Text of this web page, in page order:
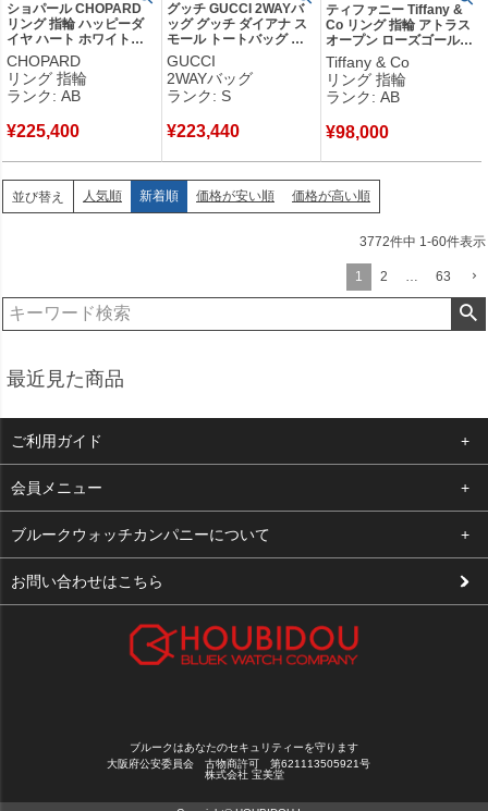
ショパール CHOPARD
リング 指輪 ハッピーダ
イヤ ハート ホワイトゴ
ールド 750 18K ムービン
グダイヤ 1P 6.5号
82/4354-20 【保証書】
【中古】中古品
CHOPARD
リング 指輪
ランク: AB
¥225,400
グッチ GUCCI 2WAYバ
ッグ グッチ ダイアナ ス
モール トートバッグ レ
ザー バンブー グリーン
ゴールド金具 緑 ショル
ダー 832936 【保存袋】
【中古】未使用保管品
GUCCI
2WAYバッグ
ランク: S
¥223,440
ティファニー Tiffany &
Co リング 指輪 アトラス
オープン ローズゴールド
ピンクゴールド T&Co.
18K 750 PG 7.5号 【箱】
【中古】中古品
Tiffany & Co
リング 指輪
ランク: AB
¥98,000
並び替え 人気順 新着順 価格が安い順 価格が高い順
3772件中 1-60件表示
1 2 … 63
最近見た商品
ご利用ガイド
よくある質問
支払い・送料
修理依頼
会員メニュー
ログイン
お気に入り
ブルークウォッチカンパニーについて
会社概要
お問い合わせはこちら
ブルークはあなたのセキュリティーを守ります
大阪府公安委員会 古物商許可 第621113505921号
株式会社 宝美堂